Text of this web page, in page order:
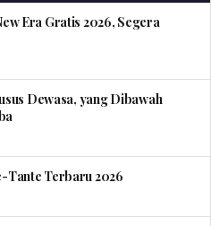
Era Gratis 2026, Segera
Dewasa, yang Dibawah
Tante Terbaru 2026